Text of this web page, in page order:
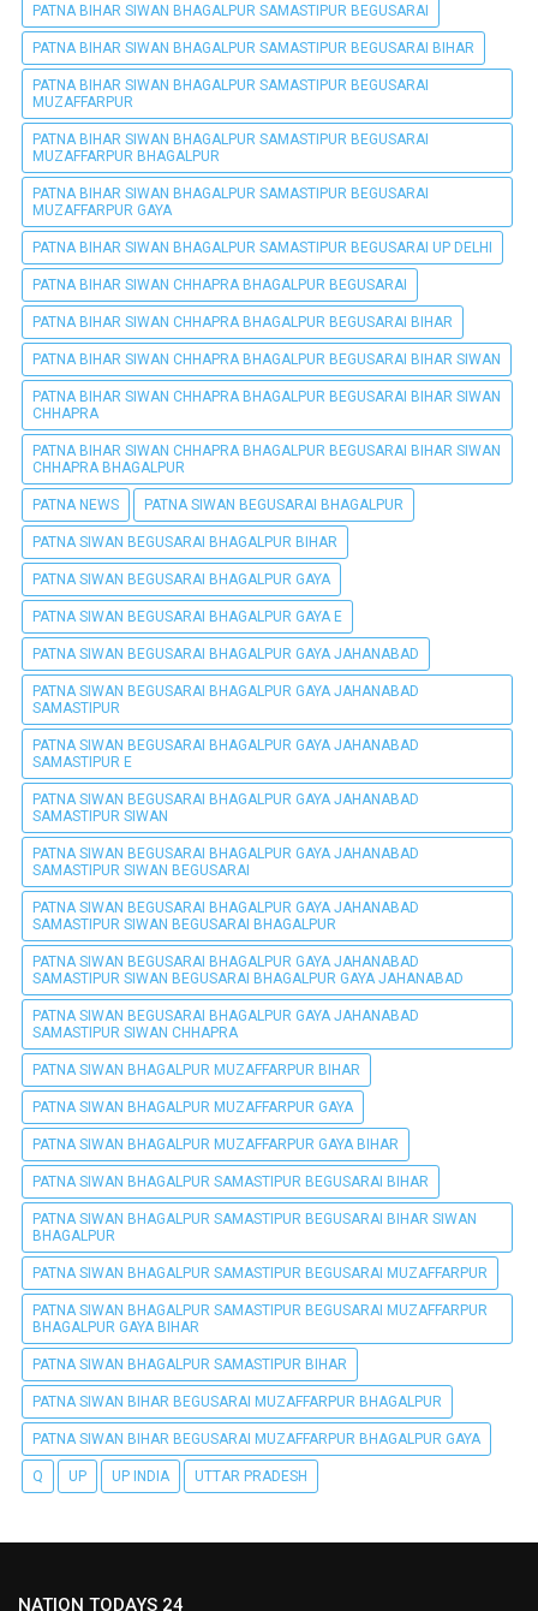
PATNA BIHAR SIWAN BHAGALPUR SAMASTIPUR BEGUSARAI
PATNA BIHAR SIWAN BHAGALPUR SAMASTIPUR BEGUSARAI BIHAR
PATNA BIHAR SIWAN BHAGALPUR SAMASTIPUR BEGUSARAI
MUZAFFARPUR
PATNA BIHAR SIWAN BHAGALPUR SAMASTIPUR BEGUSARAI
MUZAFFARPUR BHAGALPUR
PATNA BIHAR SIWAN BHAGALPUR SAMASTIPUR BEGUSARAI
MUZAFFARPUR GAYA
PATNA BIHAR SIWAN BHAGALPUR SAMASTIPUR BEGUSARAI UP DELHI
PATNA BIHAR SIWAN CHHAPRA BHAGALPUR BEGUSARAI
PATNA BIHAR SIWAN CHHAPRA BHAGALPUR BEGUSARAI BIHAR
PATNA BIHAR SIWAN CHHAPRA BHAGALPUR BEGUSARAI BIHAR SIWAN
PATNA BIHAR SIWAN CHHAPRA BHAGALPUR BEGUSARAI BIHAR SIWAN
CHHAPRA
PATNA BIHAR SIWAN CHHAPRA BHAGALPUR BEGUSARAI BIHAR SIWAN
CHHAPRA BHAGALPUR
PATNA NEWS PATNA SIWAN BEGUSARAI BHAGALPUR
PATNA SIWAN BEGUSARAI BHAGALPUR BIHAR
PATNA SIWAN BEGUSARAI BHAGALPUR GAYA
PATNA SIWAN BEGUSARAI BHAGALPUR GAYA E
PATNA SIWAN BEGUSARAI BHAGALPUR GAYA JAHANABAD
PATNA SIWAN BEGUSARAI BHAGALPUR GAYA JAHANABAD
SAMASTIPUR
PATNA SIWAN BEGUSARAI BHAGALPUR GAYA JAHANABAD
SAMASTIPUR E
PATNA SIWAN BEGUSARAI BHAGALPUR GAYA JAHANABAD
SAMASTIPUR SIWAN
PATNA SIWAN BEGUSARAI BHAGALPUR GAYA JAHANABAD
SAMASTIPUR SIWAN BEGUSARAI
PATNA SIWAN BEGUSARAI BHAGALPUR GAYA JAHANABAD
SAMASTIPUR SIWAN BEGUSARAI BHAGALPUR
PATNA SIWAN BEGUSARAI BHAGALPUR GAYA JAHANABAD
SAMASTIPUR SIWAN BEGUSARAI BHAGALPUR GAYA JAHANABAD
PATNA SIWAN BEGUSARAI BHAGALPUR GAYA JAHANABAD
SAMASTIPUR SIWAN CHHAPRA
PATNA SIWAN BHAGALPUR MUZAFFARPUR BIHAR
PATNA SIWAN BHAGALPUR MUZAFFARPUR GAYA
PATNA SIWAN BHAGALPUR MUZAFFARPUR GAYA BIHAR
PATNA SIWAN BHAGALPUR SAMASTIPUR BEGUSARAI BIHAR
PATNA SIWAN BHAGALPUR SAMASTIPUR BEGUSARAI BIHAR SIWAN
BHAGALPUR
PATNA SIWAN BHAGALPUR SAMASTIPUR BEGUSARAI MUZAFFARPUR
PATNA SIWAN BHAGALPUR SAMASTIPUR BEGUSARAI MUZAFFARPUR
BHAGALPUR GAYA BIHAR
PATNA SIWAN BHAGALPUR SAMASTIPUR BIHAR
PATNA SIWAN BIHAR BEGUSARAI MUZAFFARPUR BHAGALPUR
PATNA SIWAN BIHAR BEGUSARAI MUZAFFARPUR BHAGALPUR GAYA
Q UP UP INDIA UTTAR PRADESH
NATION TODAYS 24